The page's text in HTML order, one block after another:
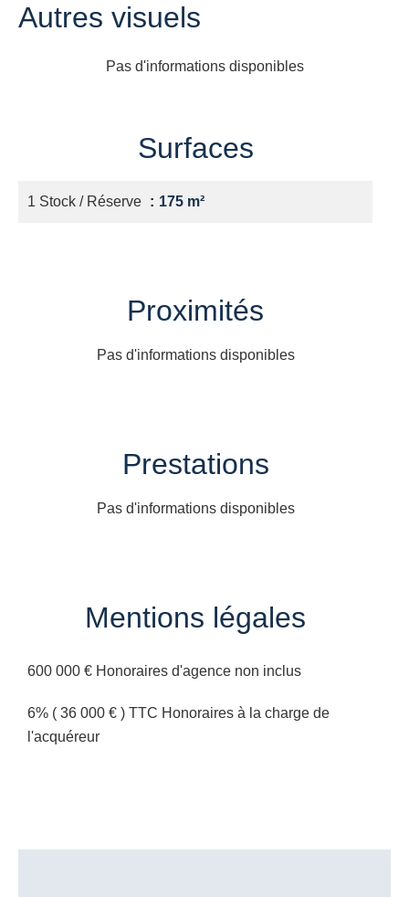
Autres visuels
Pas d'informations disponibles
Surfaces
1 Stock / Réserve 175 m²
Proximités
Pas d'informations disponibles
Prestations
Pas d'informations disponibles
Mentions légales
600 000 € Honoraires d'agence non inclus
6% ( 36 000 € ) TTC Honoraires à la charge de
l'acquéreur